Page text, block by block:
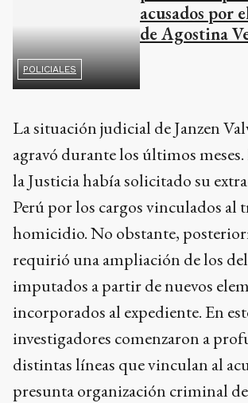
POLICIALES
acusados por
de Agostina
La situación judicial de Janzen
agravó durante los últimos
la Justicia había solicitado su
Perú por los cargos vinculados al
homicidio. No obstante,
requirió una ampliación de los
imputados a partir de nuevos
incorporados al expediente. En
investigadores comenzaron a
distintas líneas que vinculan al
presunta organización criminal